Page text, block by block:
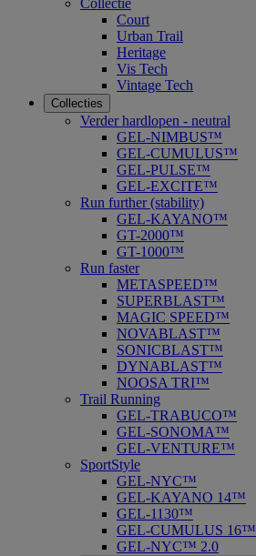
Collectie
Court
Urban Trail
Heritage
Vis Tech
Vintage Tech
Collecties
Verder hardlopen - neutral
GEL-NIMBUS™
GEL-CUMULUS™
GEL-PULSE™
GEL-EXCITE™
Run further (stability)
GEL-KAYANO™
GT-2000™
GT-1000™
Run faster
METASPEED™
SUPERBLAST™
MAGIC SPEED™
NOVABLAST™
SONICBLAST™
DYNABLAST™
NOOSA TRI™
Trail Running
GEL-TRABUCO™
GEL-SONOMA™
GEL-VENTURE™
SportStyle
GEL-NYC™
GEL-KAYANO 14™
GEL-1130™
GEL-CUMULUS 16™
GEL-NYC™ 2.0